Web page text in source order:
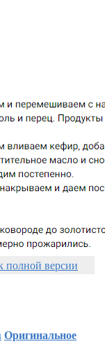
полной версии
Оригинальное